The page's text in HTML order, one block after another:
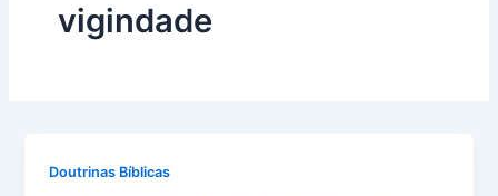
vigindade
Doutrinas Bíblicas